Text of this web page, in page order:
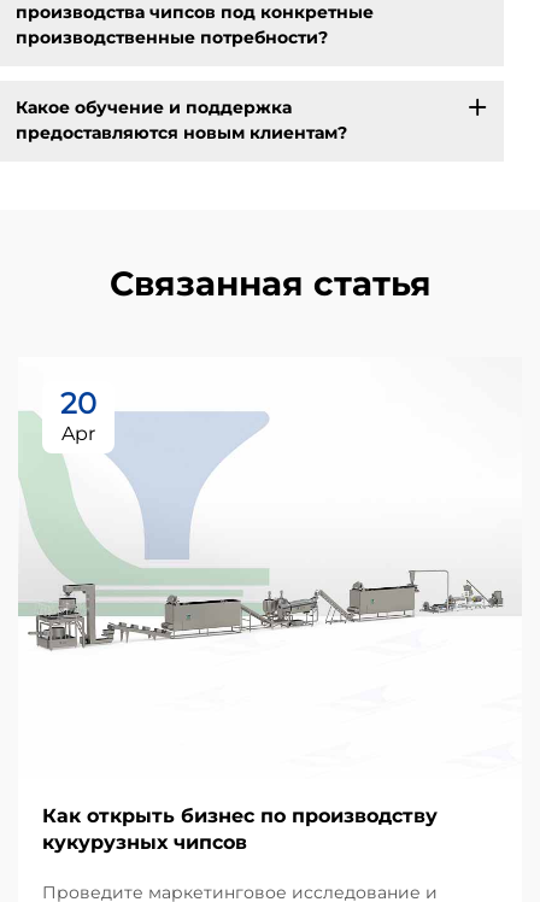
производства чипсов под конкретные
производственные потребности?
Какое обучение и поддержка
предоставляются новым клиентам?
Связанная статья
20
Apr
Как открыть бизнес по производству
кукурузных чипсов
Проведите маркетинговое исследование и